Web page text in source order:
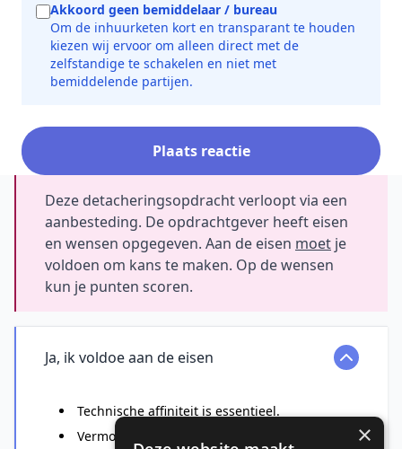
Akkoord geen bemiddelaar / bureau
Om de inhuurketen kort en transparant te houden
kiezen wij ervoor om alleen direct met de
zelfstandige te schakelen en niet met
bemiddelende partijen.
Plaats reactie
Deze detacheringsopdracht verloopt via een
aanbesteding. De opdrachtgever heeft eisen
en wensen opgegeven. Aan de eisen moet je
voldoen om kans te maken. Op de wensen
kun je punten scoren.
Ja, ik voldoe aan de eisen
Technische affiniteit is essentieel.
Vermogen om flexibel te schakelen en
×